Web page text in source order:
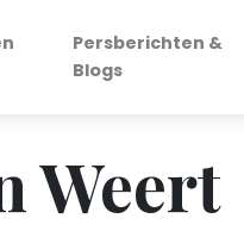
Persberichten &
Blogs
Weert